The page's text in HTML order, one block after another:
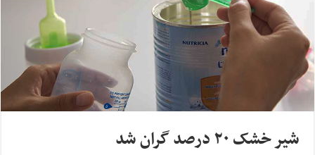
شیر خشک ۲۰ درصد گران شد